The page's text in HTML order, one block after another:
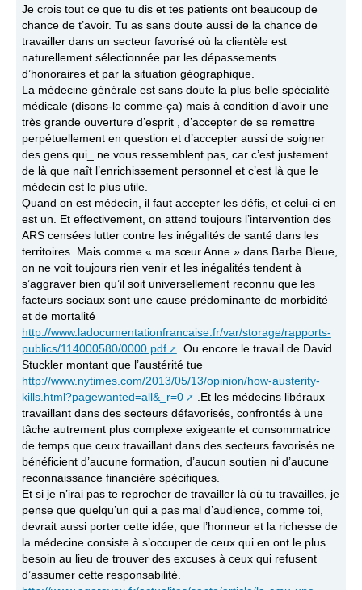
Je crois tout ce que tu dis et tes patients ont beaucoup de
chance de t’avoir. Tu as sans doute aussi de la chance de
travailler dans un secteur favorisé où la clientèle est
naturellement sélectionnée par les dépassements
d’honoraires et par la situation géographique.
La médecine générale est sans doute la plus belle spécialité
médicale (disons-le comme-ça) mais à condition d’avoir une
très grande ouverture d’esprit , d’accepter de se remettre
perpétuellement en question et d’accepter aussi de soigner
des gens qui_ ne vous ressemblent pas, car c’est justement
de là que naît l’enrichissement personnel et c’est là que le
médecin est le plus utile.
Quand on est médecin, il faut accepter les défis, et celui-ci en
est un. Et effectivement, on attend toujours l’intervention des
ARS censées lutter contre les inégalités de santé dans les
territoires. Mais comme « ma sœur Anne » dans Barbe Bleue,
on ne voit toujours rien venir et les inégalités tendent à
s’aggraver bien qu’il soit universellement reconnu que les
facteurs sociaux sont une cause prédominante de morbidité
et de mortalité
http://www.ladocumentationfrancaise.fr/var/storage/rapports-
publics/114000580/0000.pdf
. Ou encore le travail de David
Stuckler montant que l’austérité tue
http://www.nytimes.com/2013/05/13/opinion/how-austerity-
kills.html?pagewanted=all&_r=0
.Et les médecins libéraux
travaillant dans des secteurs défavorisés, confrontés à une
tâche autrement plus complexe exigeante et consommatrice
de temps que ceux travaillant dans des secteurs favorisés ne
bénéficient d’aucune formation, d’aucun soutien ni d’aucune
reconnaissance financière spécifiques.
Et si je n’irai pas te reprocher de travailler là où tu travailles, je
pense que quelqu’un qui a pas mal d’audience, comme toi,
devrait aussi porter cette idée, que l’honneur et la richesse de
la médecine consiste à s’occuper de ceux qui en ont le plus
besoin au lieu de trouver des excuses à ceux qui refusent
d’assumer cette responsabilité.